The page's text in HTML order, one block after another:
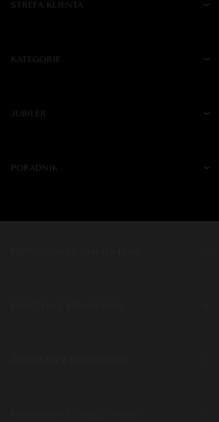
STREFA KLIENTA
KATEGORIE
JUBILER
PORADNIK